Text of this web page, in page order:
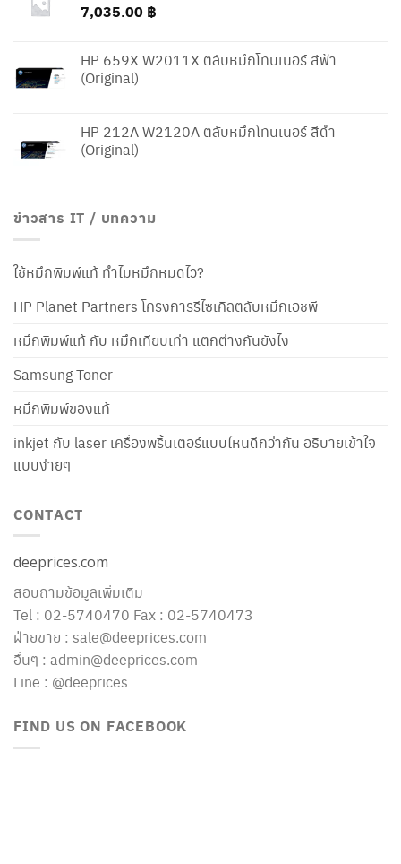
7,035.00 ฿
HP 659X W2011X ตลับหมึกโทนเนอร์ สีฟ้า
(Original)
HP 212A W2120A ตลับหมึกโทนเนอร์ สีดำ
(Original)
ข่าวสาร IT / บทความ
ใช้หมึกพิมพ์แท้ ทำไมหมึกหมดไว?
HP Planet Partners โครงการรีไซเคิลตลับหมึกเอชพี
หมึกพิมพ์แท้ กับ หมึกเทียบเท่า แตกต่างกันยังไง
Samsung Toner
หมึกพิมพ์ของแท้
inkjet กับ laser เครื่องพริ้นเตอร์แบบไหนดีกว่ากัน อธิบายเข้าใจ
แบบง่ายๆ
CONTACT
deeprices.com
สอบถามข้อมูลเพิ่มเติม
Tel : 02-5740470 Fax : 02-5740473
ฝ่ายขาย : sale@deeprices.com
อื่นๆ : admin@deeprices.com
Line : @deeprices
FIND US ON FACEBOOK